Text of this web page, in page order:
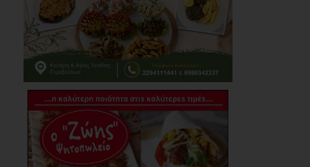
08/08/2026
Με τη συνδρομή του
Δήμου Αθηναίων
βελτιώθηκε ο
περιβάλλων χώρος
της Εθνικής
08/08/2026